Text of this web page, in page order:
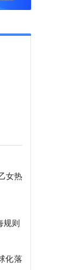
女热
规则
化落